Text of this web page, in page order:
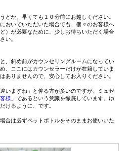
どか、早くても１０分前にお越しください。
おいでいただいた場合でも、個々のお客様へ
）が必要なために、少しお待ちいただく場合
さい。
、斜め前がカウンセリングルームになってい
、ここにはカウンセラーだけが在籍していま
ありませんので、安心してお入りください。
いますね」と仰る方が多いのですが、ミュゼ
客様」であるという意識を徹底しています。ゆ
けるように、です。
合は必ずペットボトルをそのままお使いいた